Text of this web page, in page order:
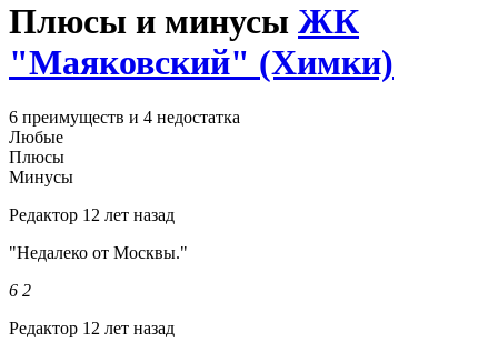
Плюсы и минусы ЖК
"Маяковский" (Химки)
6 преимуществ и 4 недостатка
Любые
Плюсы
Минусы
Редактор 12 лет назад
"Недалеко от Москвы."
6 2
Редактор 12 лет назад